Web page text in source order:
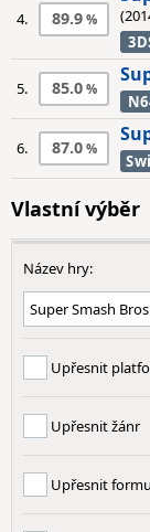
4. 89.9
5. 85.0
6. 87.0
Vlastní výběr
Název hry:
Upřesnit
Upřesnit žánr
Upřesnit